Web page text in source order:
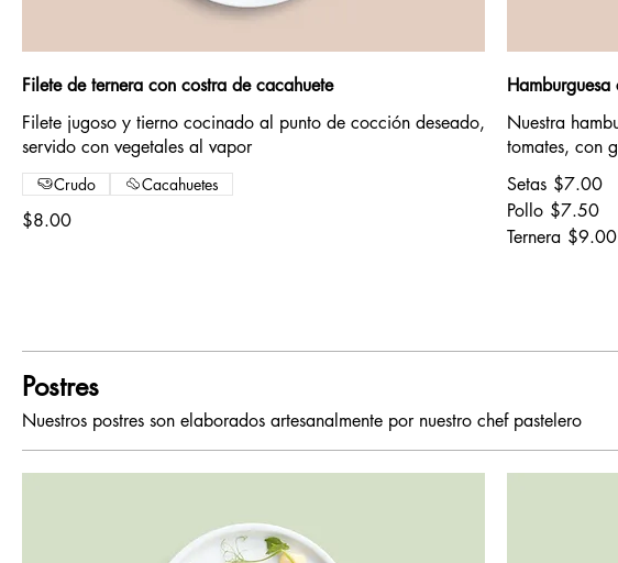
Filete de ternera con costra de cacahuete
Filete jugoso y tierno cocinado al punto de cocción deseado,
servido con vegetales al vapor
$8.00
Crudo Cacahuetes
Hamburguesa
Nuestra
tomates, con
Setas $7.00
Pollo $7.50
Ternera $9.00
Postres
Nuestros postres son elaborados artesanalmente por nuestro chef pastelero